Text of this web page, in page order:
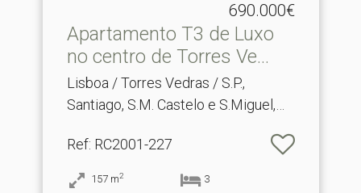
690.000€
Apartamento T3 de Luxo
no centro de Torres Ve.​..
Lisboa / Torres Vedras / S.P.,
Santiago, S.M. Castelo e S.Miguel,
Ref: RC2001-227
157 m2 3